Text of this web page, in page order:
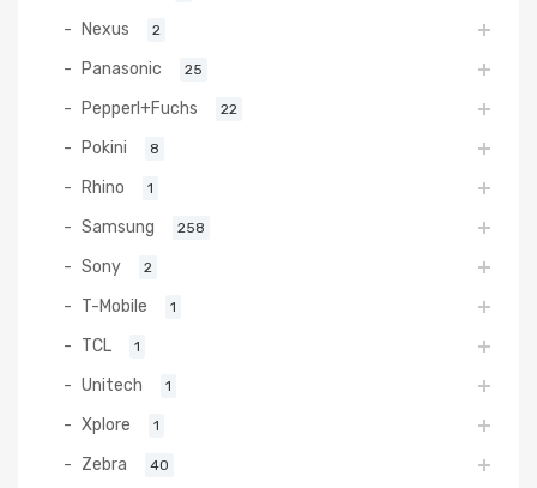
Nexus 2
Panasonic 25
Pepperl+Fuchs 22
Pokini 8
Rhino 1
Samsung 258
Sony 2
T-Mobile 1
TCL 1
Unitech 1
Xplore 1
Zebra 40